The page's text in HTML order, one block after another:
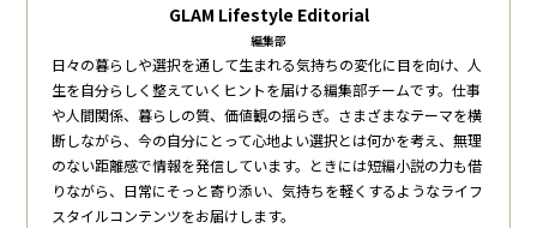
GLAM Lifestyle Editorial
編集部
日々の暮らしや選択を通して生まれる気持ちの変化に目を向け、人
生を自分らしく整えていくヒントを届ける編集部チームです。仕事
や人間関係、暮らしの質、価値観の揺らぎ。さまざまなテーマを横
断しながら、今の自分にとって心地よい選択とは何かを考え、無理
のない距離感で情報を発信しています。ときには短編小説の力も借
りながら、日常にそっと寄り添い、気持ちを軽くするようなライフ
スタイルコンテンツをお届けします。